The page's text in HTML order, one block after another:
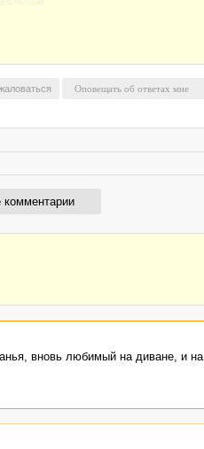
комментарии
вновь любимый на диване, и на